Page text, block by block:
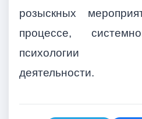
розыскных
процессе,
психологии
деятельности.